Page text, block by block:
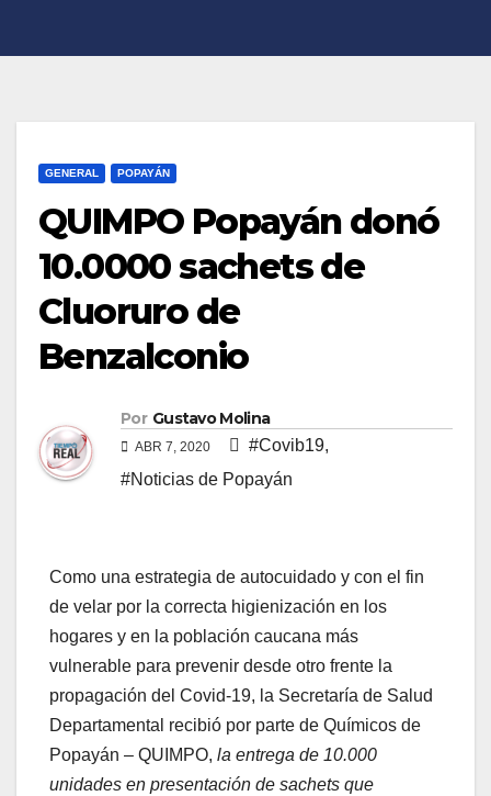
GENERAL POPAYÁN
QUIMPO Popayán donó
10.0000 sachets de
Cluoruro de
Benzalconio
Por Gustavo Molina
ABR 7, 2020 #Covib19,
#Noticias de Popayán
Como una estrategia de autocuidado y con el fin
de velar por la correcta higienización en los
hogares y en la población caucana más
vulnerable para prevenir desde otro frente la
propagación del Covid-19, la Secretaría de Salud
Departamental recibió por parte de Químicos de
Popayán – QUIMPO, la entrega de 10.000
unidades en presentación de sachets que